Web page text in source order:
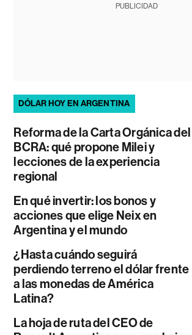
PUBLICIDAD
DÓLAR HOY EN ARGENTINA
Reforma de la Carta Orgánica del
BCRA: qué propone Milei y
lecciones de la experiencia
regional
En qué invertir: los bonos y
acciones que elige Neix en
Argentina y el mundo
¿Hasta cuándo seguirá
perdiendo terreno el dólar frente
a las monedas de América
Latina?
La hoja de ruta del CEO de